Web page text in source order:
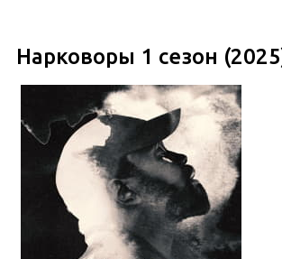
Нарковоры 1 сезон